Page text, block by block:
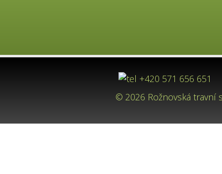
+420 571 656
© 2026 Rožnovská travní